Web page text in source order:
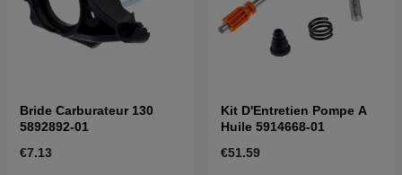
Bride Carburateur 130
5892892-01
€7.13
Kit D'Entretien Pompe A
Huile 5914668-01
€51.59